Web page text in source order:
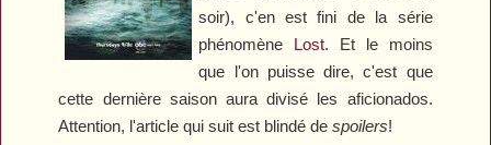
soir), c'en est fini de la série
phénomène Lost. Et le moins
que l'on puisse dire, c'est que
cette dernière saison aura divisé les aficionados.
Attention, l'article qui suit est blindé despoilers!